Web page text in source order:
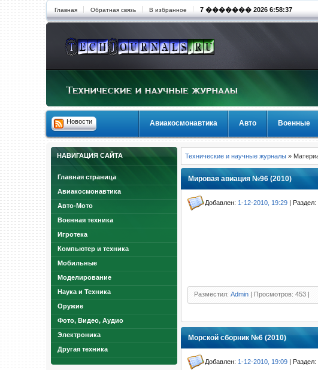
Главная Обратная связь В избранное 7 ������� 2026 6:58:38
Новости Авиакосмонавтика Авто Военные
НАВИГАЦИЯ САЙТА
Главная страница
Авиакосмонавтика
Авто-Мото
Военная техника
Игротека
Компьютер и техника
Мобильные
Моделирование
Наука и Техника
Оружие
Фото, Видео, Аудио
Электроника
Другая техника
Технические и научные журналы »
Мировая авиация №96 (2010)
Добавлен: 1-12-2010, 19:29 | Раздел:
Разместил: Admin | Просмотров: 453 |
Морской сборник №6 (2010)
Добавлен: 1-12-2010, 19:09 | Раздел: